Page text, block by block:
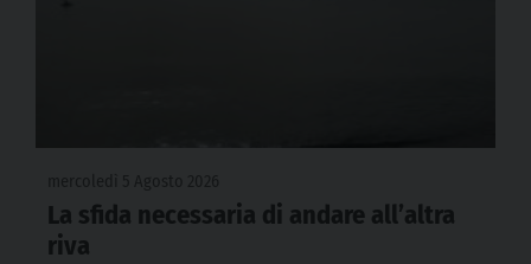
La sfida necessaria di andare all’altra
riva